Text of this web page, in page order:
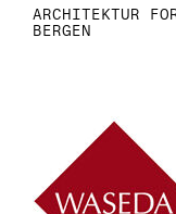
ARCHITEKTUR
BERGEN